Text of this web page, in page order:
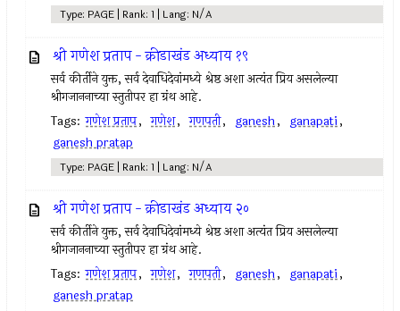
Type: PAGE | Rank: 1 | Lang: N/A
श्री गणेश प्रताप - क्रीडाखंड अध्याय १९
सर्व कीर्तीने युक्त, सर्व देवाधिदेवांमध्ये श्रेष्ठ अशा अत्यंत प्रिय असलेल्या
श्रीगजाननाच्या स्तुतीपर हा ग्रंथ आहे.
Tags: गणेश प्रताप, गणेश, गणपती, ganesh, ganapati,
ganesh pratap
Type: PAGE | Rank: 1 | Lang: N/A
श्री गणेश प्रताप - क्रीडाखंड अध्याय २०
सर्व कीर्तीने युक्त, सर्व देवाधिदेवांमध्ये श्रेष्ठ अशा अत्यंत प्रिय असलेल्या
श्रीगजाननाच्या स्तुतीपर हा ग्रंथ आहे.
Tags: गणेश प्रताप, गणेश, गणपती, ganesh, ganapati,
ganesh pratap